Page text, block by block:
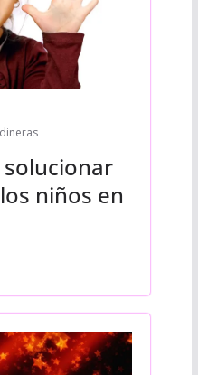
solucionar
niños en